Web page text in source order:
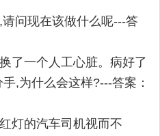
问现在该做什么呢---答
了一个人工心脏。病好了
,为什么会这样?---答案：
灯的汽车司机视而不